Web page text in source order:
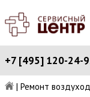
+7 [495] 120-24-
| Ремонт